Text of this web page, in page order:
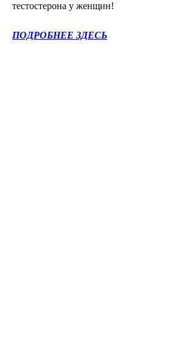
тестостерона у женщин!
ПОДРОБНЕЕ ЗДЕСЬ